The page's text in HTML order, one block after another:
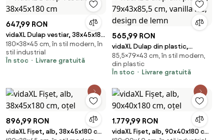
647,99 RON
vidaXL Dulap vestiar, 38x45x180
cm
180×38×45 cm, în stil modern, în
stil industrial
În stoc
Livrare gratuită
565,99 RON
vidaXL Dulap din plastic,
79x43x85,5 cm, vanilla ice,
design de lemn
85,5×79×43 cm, în stil modern,
din plastic
În stoc
Livrare gratuită
896,99 RON
vidaXL Fișet, alb, 38x45x180 cm,
1.779,99 RON
vidaXL Fișet, alb, 90x40x180 cm,